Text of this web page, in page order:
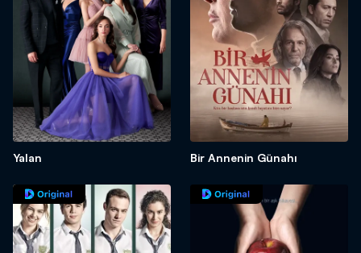
Yalan Bir Annenin Günahı